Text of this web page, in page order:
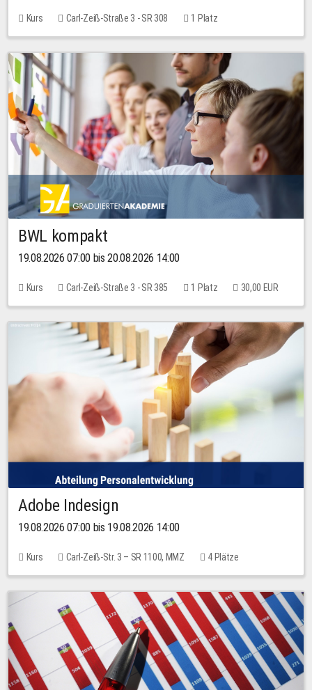
Kurs Carl-Zeiß-Straße 3 - SR 308 1 Platz
BWL kompakt
19.08.2026 07:00 bis 20.08.2026 14:00
Kurs Carl-Zeiß-Straße 3 - SR 385 1 Platz 30,00 EUR
Adobe Indesign
19.08.2026 07:00 bis 19.08.2026 14:00
Kurs Carl-Zeiß-Str. 3 – SR 1100, MMZ 4 Plätze